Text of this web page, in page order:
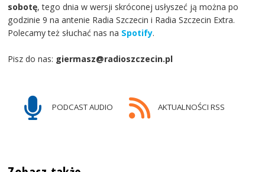
sobotę, tego dnia w wersji skróconej usłyszeć ją można po
godzinie 9 na antenie Radia Szczecin i Radia Szczecin Extra.
Polecamy też słuchać nas na Spotify.
Pisz do nas: giermasz@radioszczecin.pl
PODCAST AUDIO AKTUALNOŚCI RSS